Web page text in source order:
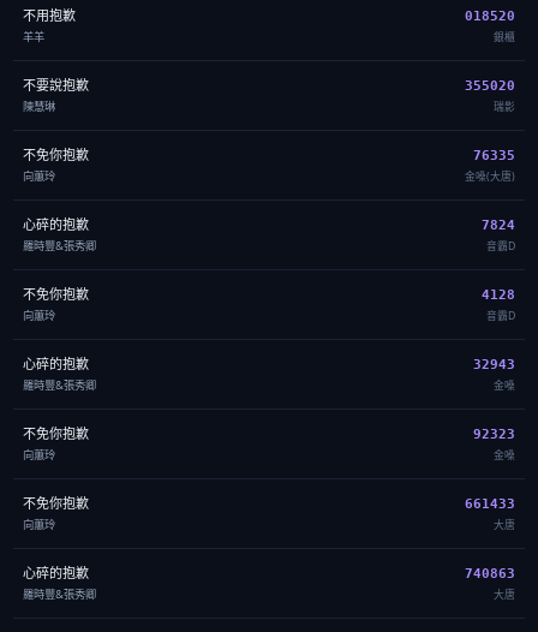
不用抱歉
羊羊
018520
銀櫃
不要說抱歉
陳慧琳
355020
瑞影
不免你抱歉
向蕙玲
76335
金嗓(大唐)
心碎的抱歉
羅時豐&張秀卿
7824
音霸D
不免你抱歉
向蕙玲
4128
音霸D
心碎的抱歉
羅時豐&張秀卿
32943
金嗓
不免你抱歉
向蕙玲
92323
金嗓
不免你抱歉
向蕙玲
661433
大唐
心碎的抱歉
羅時豐&張秀卿
740863
大唐